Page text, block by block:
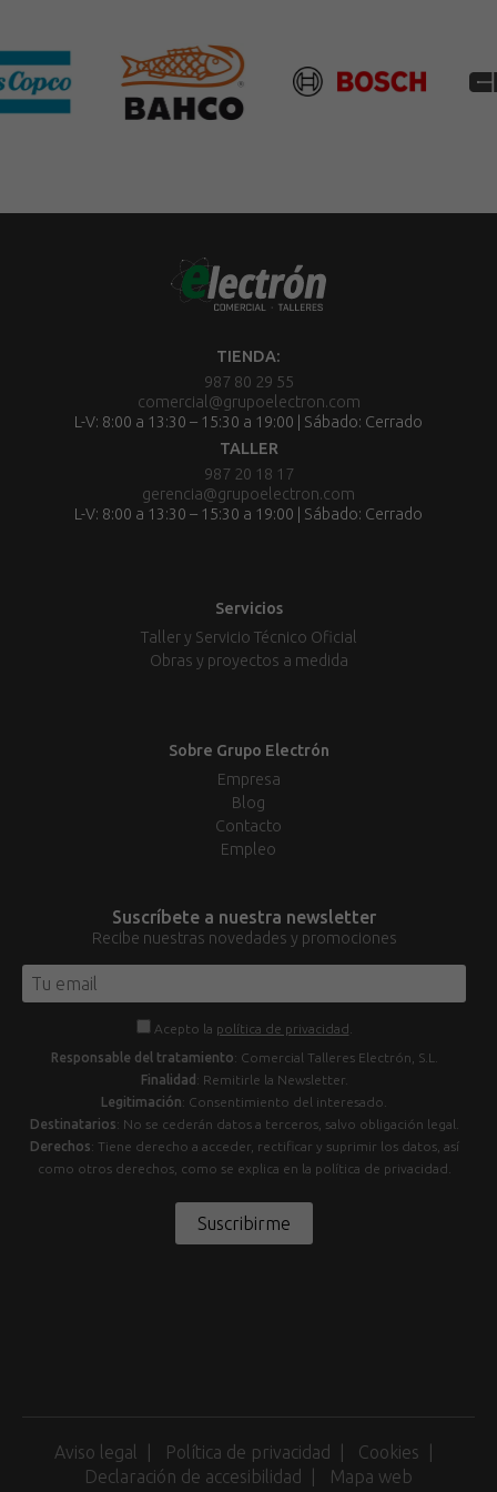
TIENDA:
987 80 29 55
comercial@grupoelectron.com
L-V: 8:00 a 13:30 – 15:30 a 19:00 | Sábado: Cerrado
TALLER
987 20 18 17
gerencia@grupoelectron.com
L-V: 8:00 a 13:30 – 15:30 a 19:00 | Sábado: Cerrado
Servicios
Taller y Servicio Técnico Oficial
Obras y proyectos a medida
Sobre Grupo Electrón
Empresa
Blog
Contacto
Empleo
Suscríbete a nuestra newsletter
Recibe nuestras novedades y promociones
Acepto la política de privacidad
Responsable del tratamiento: Comercial Talleres Electrón, S.L.
Finalidad : Remitirle la Newsletter.
Legitimación: Consentimiento del interesado.
Destinatarios: No se cederán datos a terceros, salvo obligación legal.
Derechos: Tiene derecho a acceder, rectificar y suprimir los datos, así
como otros derechos, como se explica en la política de privacidad.
Suscribirme
Aviso legal Política de privacidad
Cookies
Declaración de accesibilidad
Mapa web